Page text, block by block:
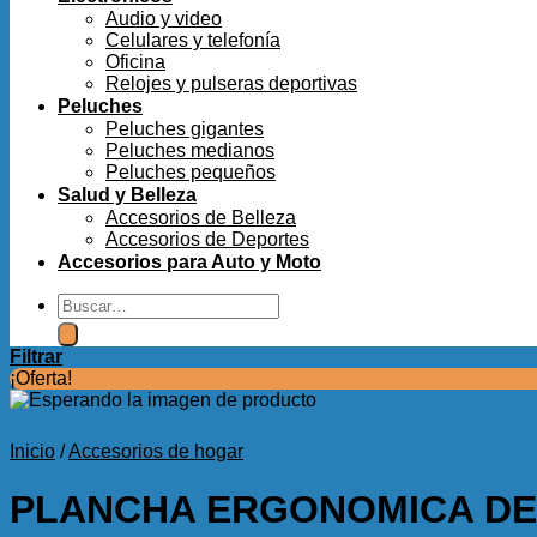
Audio y video
Celulares y telefonía
Oficina
Relojes y pulseras deportivas
Peluches
Peluches gigantes
Peluches medianos
Peluches pequeños
Salud y Belleza
Accesorios de Belleza
Accesorios de Deportes
Accesorios para Auto y Moto
Buscar
por:
Filtrar
¡Oferta!
Inicio /Accesorios de hogar
PLANCHA ERGONOMICA